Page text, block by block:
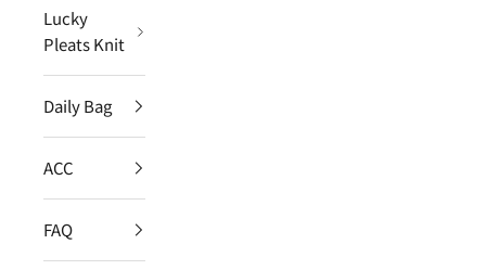
Lucky
Pleats Knit
Daily Bag
ACC
FAQ